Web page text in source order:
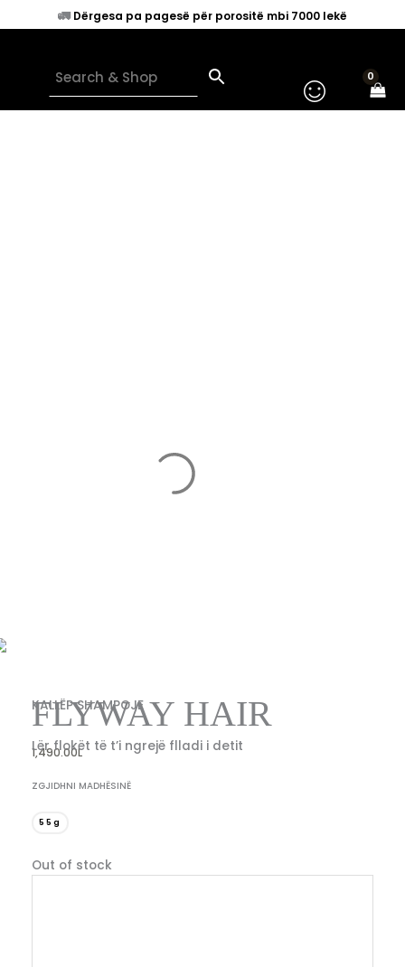
to
🚛Dërgesa pa pagesë për porositë mbi 7000 lekë
FLYWAY HAIR
1,490.00L
KALLËP SHAMPOJE
Lër flokët të t’i ngrejë flladi i detit
ZGJIDHNI MADHËSINË
55g
Out of stock